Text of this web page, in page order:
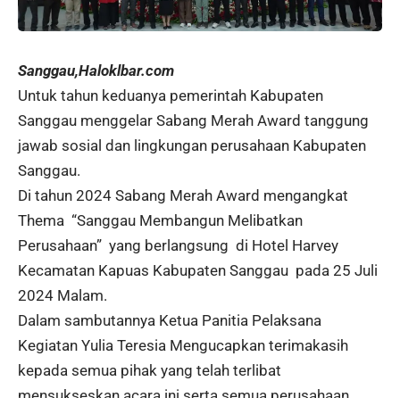
Sanggau,Haloklbar.com
Untuk tahun keduanya pemerintah Kabupaten
Sanggau menggelar Sabang Merah Award tanggung
jawab sosial dan lingkungan perusahaan Kabupaten
Sanggau.
Di tahun 2024 Sabang Merah Award mengangkat
Thema “Sanggau Membangun Melibatkan
Perusahaan” yang berlangsung di Hotel Harvey
Kecamatan Kapuas Kabupaten Sanggau pada 25 Juli
2024 Malam.
Dalam sambutannya Ketua Panitia Pelaksana
Kegiatan Yulia Teresia Mengucapkan terimakasih
kepada semua pihak yang telah terlibat